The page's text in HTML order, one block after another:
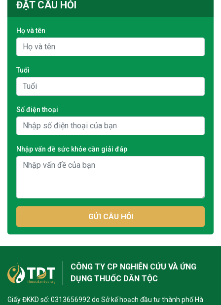
ĐẶT CÂU HỎI
Họ và tên
Tuổi
Số điện thoại
Nhập vấn đề sức khỏe cần giải đáp
GỬI CÂU HỎI
CÔNG TY CP NGHIÊN CỨU VÀ ỨNG
DỤNG THUỐC DÂN TỘC
Giấy ĐKKD số: 0313656992 do Sở kế hoạch đầu tư thành phố Hà